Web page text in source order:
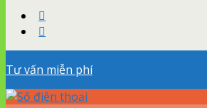
Tư vấn miễn phí